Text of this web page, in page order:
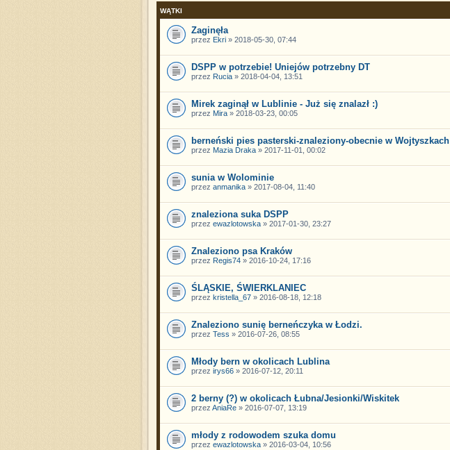
WĄTKI
Zaginęła
przez Ekri» 2018-05-30, 07:44
DSPP w potrzebie! Uniejów potrzebny DT
przez Rucia» 2018-04-04, 13:51
Mirek zaginął w Lublinie - Już się znalazł :)
przez Mira» 2018-03-23, 00:05
berneński pies pasterski-znaleziony-obecnie w Wojtyszkach
przez Mazia Draka» 2017-11-01, 00:02
sunia w Wolominie
przez anmanika» 2017-08-04, 11:40
znaleziona suka DSPP
przez ewazlotowska» 2017-01-30, 23:27
Znaleziono psa Kraków
przez Regis74» 2016-10-24, 17:16
ŚLĄSKIE, ŚWIERKLANIEC
przez kristella_67» 2016-08-18, 12:18
Znaleziono sunię berneńczyka w Łodzi.
przez Tess » 2016-07-26, 08:55
Młody bern w okolicach Lublina
przez irys66» 2016-07-12, 20:11
2 berny (?) w okolicach Łubna/Jesionki/Wiskitek
przez AniaRe» 2016-07-07, 13:19
młody z rodowodem szuka domu
przez ewazlotowska» 2016-03-04, 10:56